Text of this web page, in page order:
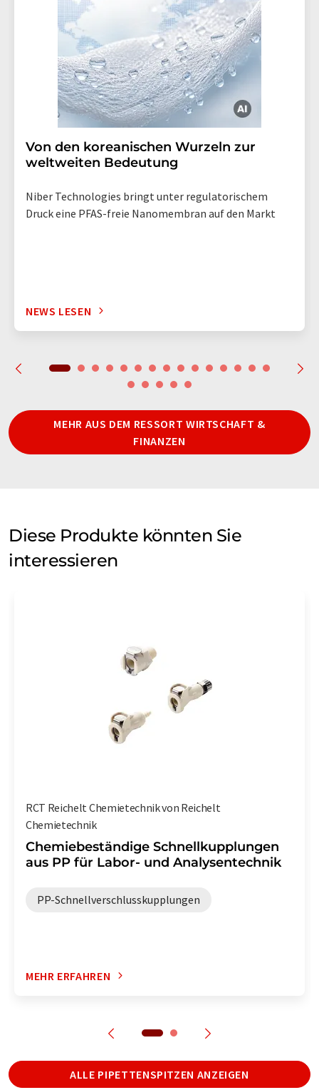
Von den koreanischen Wurzeln zur
weltweiten Bedeutung
Niber Technologies bringt unter regulatorischem
Druck eine PFAS-freie Nanomembran auf den Markt
NEWS LESEN
MEHR AUS DEM RESSORT WIRTSCHAFT &
FINANZEN
Diese Produkte könnten Sie
interessieren
RCT Reichelt Chemietechnik von Reichelt
Chemietechnik
Chemiebeständige Schnellkupplungen
aus PP für Labor- und Analysentechnik
PP-Schnellverschlusskupplungen
MEHR ERFAHREN
ALLE PIPETTENSPITZEN ANZEIGEN